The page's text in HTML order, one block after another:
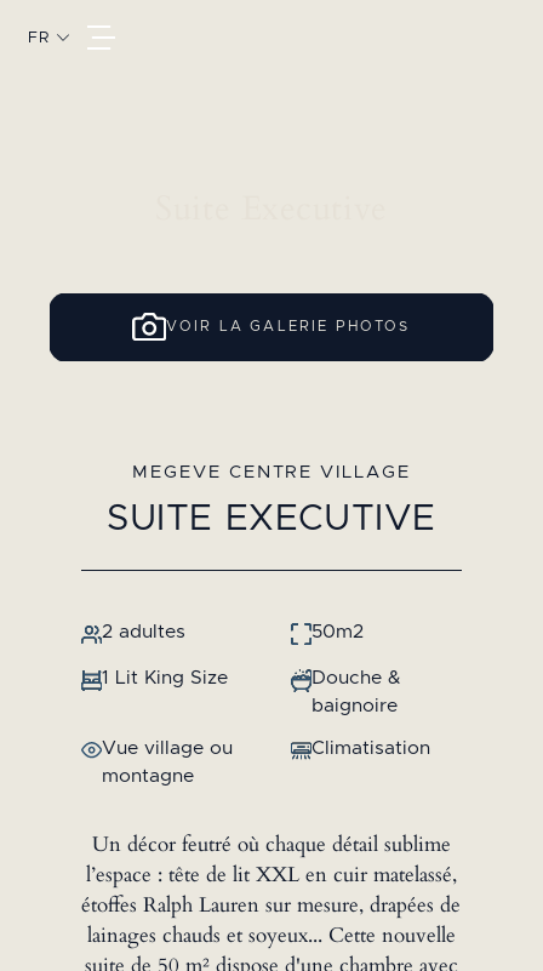
FR
VOIR LA GALERIE PHOTOS
MEGEVE CENTRE VILLAGE
SUITE EXECUTIVE
2 adultes 50m2
1 Lit King Size
Douche &
baignoire
Vue village ou
montagne
Climatisation
Un décor feutré où chaque détail sublime
l’espace : tête de lit XXL en cuir matelassé,
étoffes Ralph Lauren sur mesure, drapées de
lainages chauds et soyeux... Cette nouvelle
suite de 50 m² dispose d'une chambre avec